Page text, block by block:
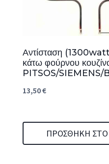
Αντίσταση
κάτω φούρνου
PITSOS/SIEMENS/
13,50€
ΠΡΟΣΘΉΚΗ ΣΤΟ